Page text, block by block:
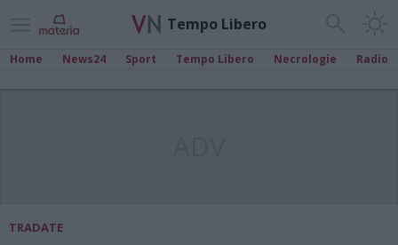
Tempo Libero
Home News24 Sport Tempo Libero Necrologie Radio
TRADATE